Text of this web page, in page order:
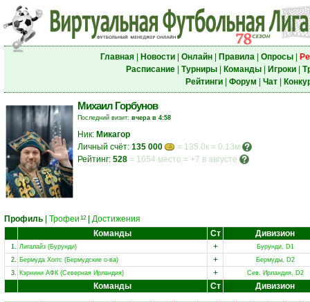
Главная| Новости| Онлайн| Правила| Опросы|
Расписание| Турниры| Команды| Игроки|
Рейтинги| Форум Чат|
Михаил Горбунов
Последний визит: вчера в 4:58
Ник: Микагор
Личный счёт: 135 000
= 135.0к = 0.13м
Рейтинг: 528 = 1654 место = +7 в августе
Профиль Трофеи 12
Достижения
Команды
Ст Дивизион
1. Лигалайз (Бурунди) +
Бурунди, D1
2. Бермуда Хоггс (Бермудские о-ва) +
Бермуды, D2
3. Кэрнини АФК (Северная Ирландия) + Сев. Ирландия, D2
Команды Ст Дивизион